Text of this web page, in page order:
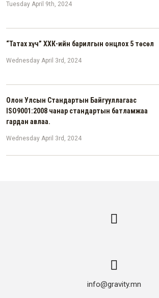
Tuesday April 9th, 2024
“Татах хүч” ХХК-ийн барилгын онцлох 5 төсөл
Wednesday April 3rd, 2024
Олон Улсын Стандартын Байгууллагаас
ISO9001:2008 чанар стандартын батламжаа
гардан авлаа.
Wednesday April 3rd, 2024
info@gravity.mn